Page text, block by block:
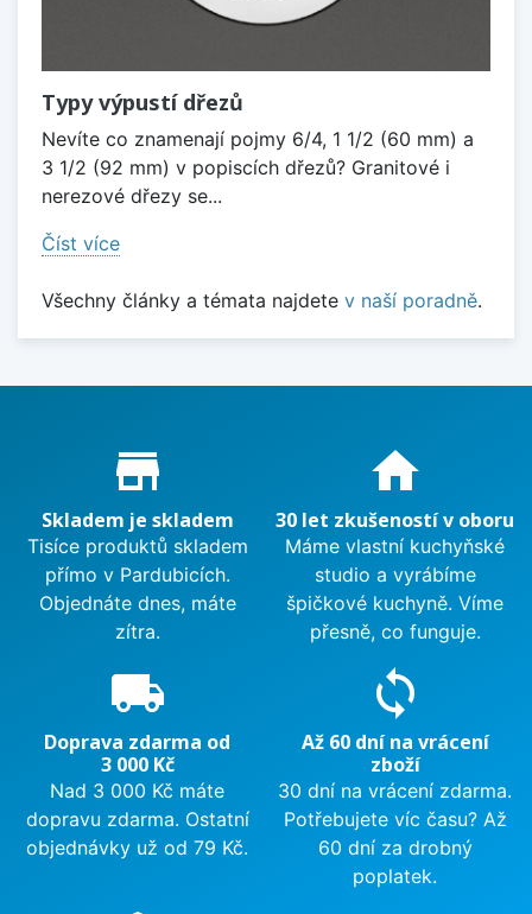
Typy výpustí dřezů
Nevíte co znamenají pojmy 6/4, 1 1/2 (60 mm) a
3 1/2 (92 mm) v popiscích dřezů? Granitové i
nerezové dřezy se...
Číst více
Všechny články a témata najdete v naší poradně.
Proč nakupovat u nás?
store_mall_directory
Skladem je skladem
Tisíce produktů skladem
přímo v Pardubicích.
Objednáte dnes, máte
zítra.
home
30 let zkušeností v oboru
Máme vlastní kuchyňské
studio a vyrábíme
špičkové kuchyně. Víme
přesně, co funguje.
local_shipping
Doprava zdarma od
3 000 Kč
Nad 3 000 Kč máte
dopravu zdarma. Ostatní
objednávky už od 79 Kč.
sync
Až 60 dní na vrácení
zboží
30 dní na vrácení zdarma.
Potřebujete víc času? Až
60 dní za drobný
poplatek.